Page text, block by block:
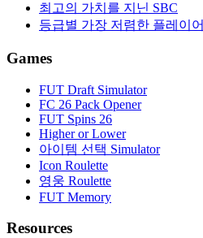
최고의 가치를 지닌 SBC
등급별 가장 저렴한 플레이어
Games
FUT Draft Simulator
FC 26 Pack Opener
FUT Spins 26
Higher or Lower
아이템 선택 Simulator
Icon Roulette
영웅 Roulette
FUT Memory
Resources